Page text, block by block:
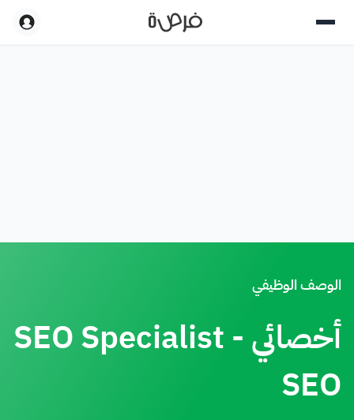
الوصف الوظيفي
أخصائي SEO Specialist -
SEO